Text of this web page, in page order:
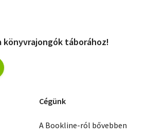
könyvrajongók táborához!
Cégünk
A Bookline-ról bővebben